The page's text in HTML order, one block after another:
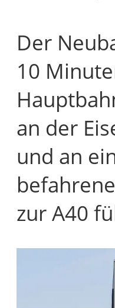
Der
10
an der
und an
zur A40